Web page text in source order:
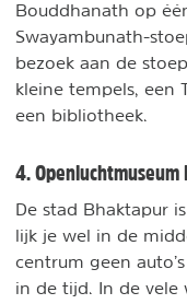
Bouddhanath op
Swayambunath-
bezoek aan de
kleine tempels, een
een bibliotheek.
4. Openluchtmuseum
De stad Bhaktapur
lijk je wel in de
centrum geen
in de tijd. In de vele